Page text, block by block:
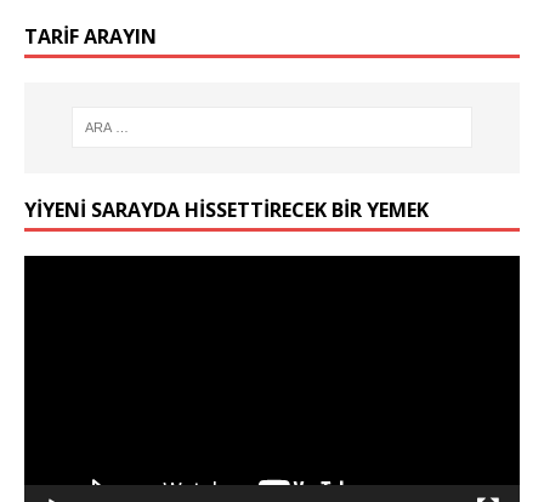
TARIF ARAYIN
YIYENI SARAYDA HISSETTIRECEK BIR YEMEK